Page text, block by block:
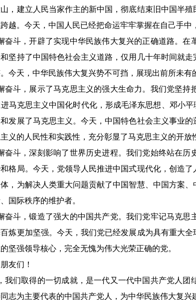
，建立人民当家作主的新中国，彻底结束旧中国半
越。今天，中国人民已经把命运牢牢掌握在自己手
奋斗，开辟了实现中华民族伟大复兴的正确道路。
坚持了中国特色社会主义道路，仅用几十年时间就
今天，中华民族伟大复兴势不可挡，展现出前所未有
奋斗，展示了马克思主义的强大生命力。我们党坚
马克思主义中国化时代化，形成毛泽东思想、邓小
发展了马克思主义。今天，中国特色社会主义事业
义的人民性和实践性，充分彰显了马克思主义的开放
奋斗，深刻影响了世界历史进程。我们党始终站在
格局。今天，党领导人民推进中国式现代化，创造
，为解决人类重大问题贡献了中国智慧、中国方案
国际秩序的维护者。
奋斗，锻造了强大的中国共产党。我们党牢记马克
炼更加坚强。今天，我们党已经发展成为具有重大
坚强领导核心，完全无愧为伟大光荣正确的党。
友们！
我们取得的一切成就，是一代又一代中国共产党人
志为主要代表的中国共产党人，为中华民族伟大复